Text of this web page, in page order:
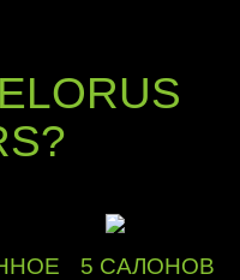
5 САЛОНОВ